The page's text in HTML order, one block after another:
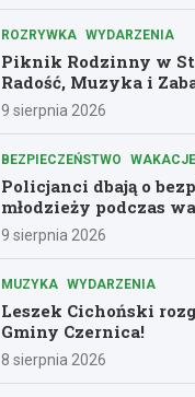
ROZRYWKA WYDARZENIA
Piknik Rodzinny w
Radość, Muzyka i
9 sierpnia 2026
BEZPIECZEŃSTWO WAKACJE
Policjanci dbają o
młodzieży podczas
Dolnośląskiem
9 sierpnia 2026
MUZYKA WYDARZENIA
Leszek Cichoński
Gminy Czernica!
8 sierpnia 2026